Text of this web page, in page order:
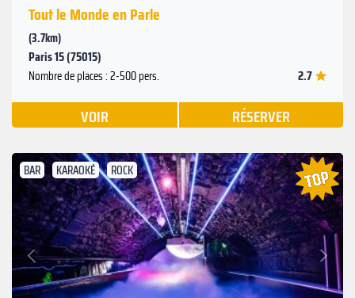
Tout le Monde en Parle
(3.7km)
Paris 15 (75015)
Nombre de places : 2-500 pers. 2.7
VOIR RÉSERVER
BAR KARAOKÉ ROCK
Précédent
Suivant